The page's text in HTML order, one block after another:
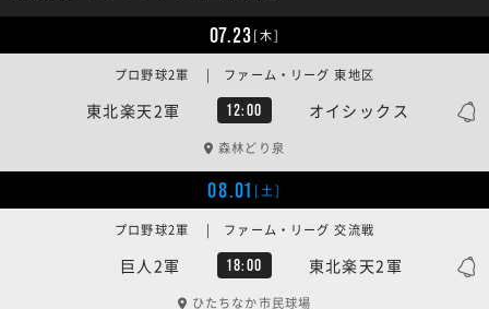
07.23[木]
東北楽天2軍 12:00 オイシックス
プロ野球2軍 | ファーム・リーグ 東地区
森林どり泉
08.01 [土]
巨人2軍 18:00 東北楽天2軍
プロ野球2軍 | ファーム・リーグ 交流戦
ひたちなか市民球場